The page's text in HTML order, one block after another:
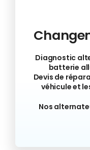
Diagnostic
batterie
Devis de
véhicule et
Nos